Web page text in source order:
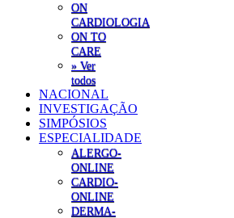
ON
CARDIOLOGIA
ON TO
CARE
» Ver
todos
NACIONAL
INVESTIGAÇÃO
SIMPÓSIOS
ESPECIALIDADE
ALERGO-
ONLINE
CARDIO-
ONLINE
DERMA-